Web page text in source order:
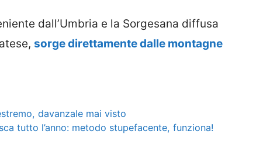
dall’Umbria e la Sorgesana diffusa
sorge direttamente dalle montagne
davanzale mai visto
tutto l’anno: metodo stupefacente, funziona!